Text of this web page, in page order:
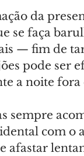
da
se faça
— fim de
pode ser
a noite fora
sempre
com o
afastar